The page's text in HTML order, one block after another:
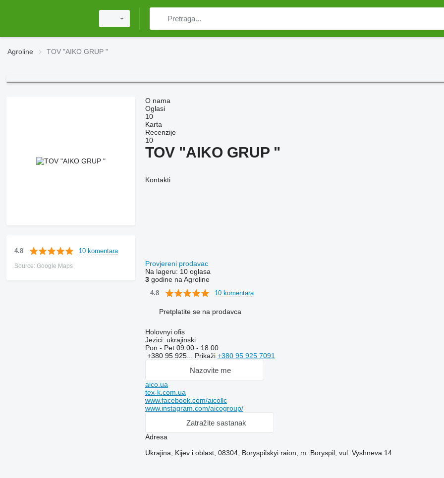
Agroline TOV "AIKO GRUP "
4.8 10 komentara
Source: Google Maps
O nama
Oglasi
10
Karta
Recenzije
10
TOV "AIKO GRUP "
Kontakti
Provjereni prodavac
Na lageru: 10 oglasa
3godine na Agroline
4.8 10 komentara
Pretplatite se na prodavca
Holovnyi ofis
Jezici: ukrajinski
Pon - Pet 09:00 - 18:00
+380 95 925... Prikaži +380 95 925 7091
Nazovite me
aico.ua
tex-k.com.ua
www.facebook.com/aicollc
www.instagram.com/aicogroup/
Zatražite sastanak
Adresa
Ukrajina, Kijev i oblast, 08304, Boryspilskyi raion, m. Boryspil, vul. Vyshneva 14